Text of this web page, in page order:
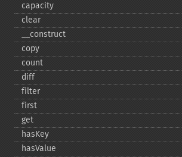
capacity
clear
_​_​construct
copy
count
diff
filter
first
get
hasKey
hasValue